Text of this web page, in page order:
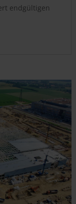
endgültigen